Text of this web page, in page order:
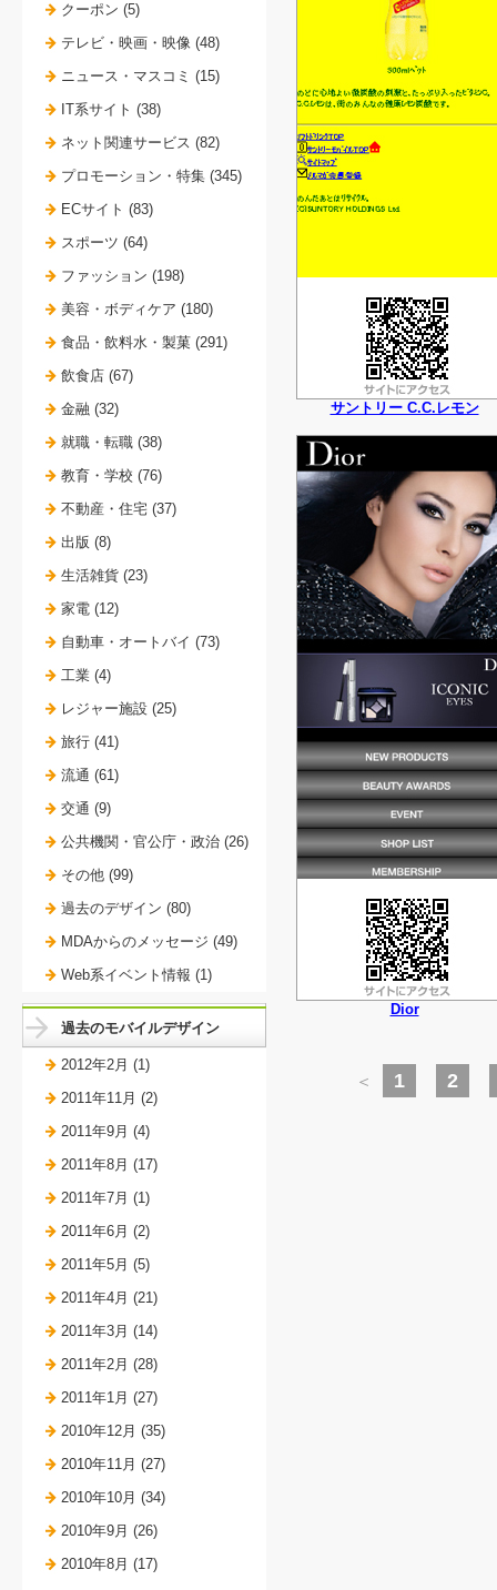
サントリー C.C.レモン
Dior
＜ 1 2
クーポン (5)
テレビ・映画・映像 (48)
ニュース・マスコミ (15)
IT系サイト (38)
ネット関連サービス (82)
プロモーション・特集 (345)
ECサイト (83)
スポーツ (64)
ファッション (198)
美容・ボディケア (180)
食品・飲料水・製菓 (291)
飲食店 (67)
金融 (32)
就職・転職 (38)
教育・学校 (76)
不動産・住宅 (37)
出版 (8)
生活雑貨 (23)
家電 (12)
自動車・オートバイ (73)
工業 (4)
レジャー施設 (25)
旅行 (41)
流通 (61)
交通 (9)
公共機関・官公庁・政治 (26)
その他 (99)
過去のデザイン (80)
MDAからのメッセージ (49)
Web系イベント情報 (1)
過去のモバイルデザイン
2012年2月 (1)
2011年11月 (2)
2011年9月 (4)
2011年8月 (17)
2011年7月 (1)
2011年6月 (2)
2011年5月 (5)
2011年4月 (21)
2011年3月 (14)
2011年2月 (28)
2011年1月 (27)
2010年12月 (35)
2010年11月 (27)
2010年10月 (34)
2010年9月 (26)
2010年8月 (17)